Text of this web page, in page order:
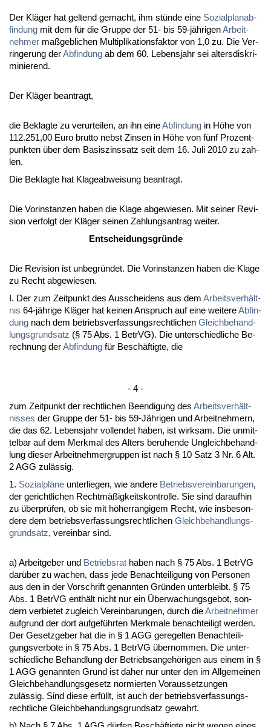
Der Kläger hat gel­tend ge­macht, ihm stünde ei­ne So­zi­al­plan­ab­
fin­dung mit dem für die Grup­pe der 51- bis 59-jähri­genAr­beit­
neh­mer maßgeb­li­chen Mul­ti­pli­ka­ti­ons­fak­tor von 1,0 zu. Die Ver­
rin­ge­rung derAb­fin­dung ab dem 60. Le­bens­jahr sei al­ters­dis­kri­
mi­nie­rend.
Der Kläger be­an­tragt,
die Be­klag­te zu ver­ur­tei­len, an ihn ei­neAb­fin­dung in Höhe von
112.251,00 Eu­ro brut­to nebst Zin­sen in Höhe von fünf Pro­zent­
punk­ten über dem Ba­sis­zins­satz seit dem 16. Ju­li 2010 zu zah­
len.
Die Be­klag­te hat Kla­ge­ab­wei­sung be­an­tragt.
Die Vor­in­stan­zen ha­ben die Kla­ge ab­ge­wie­sen. Mit sei­ner Re­vi­
si­on ver­folgt der Kläger sei­nen Zah­lungs­an­trag wei­ter.
Ent­schei­dungs­gründe
Die Re­vi­si­on ist un­be­gründet. Die Vor­in­stan­zen ha­ben die Kla­ge
zu Recht ab­ge­wie­sen.
I. Der zum Zeit­punkt des Aus­schei­dens aus dem Ar­beits­verhält­
nis 64-jähri­ge Kläger hat kei­nen An­spruch auf ei­ne wei­te­reAb­fin­
dung nach dem be­triebs­ver­fas­sungs­recht­li­chen Gleich­be­hand­
lungs­grund­satz (§ 75 Abs. 1 Be­trVG). Die un­ter­schied­li­che Be­
rech­nung derAb­fin­dung für Beschäftig­te, die
- 4 -
zum Zeit­punkt der recht­li­chen Be­en­di­gung des Ar­beits­verhält­
nis­ses der Grup­pe der 51- bis 59-Jähri­gen und Ar­beit­neh­mern,
die das 62. Le­bens­jahr voll­endet ha­ben, ist wirk­sam. Die un­mit­
tel­bar auf dem Merk­mal des Al­ters be­ru­hen­de Un­gleich­be­hand­
lung die­ser Ar­beit­neh­mer­grup­pen ist nach § 10 Satz 3 Nr. 6 Alt.
2 AGG zulässig.
1. So­zi­alpläne un­ter­lie­gen, wie an­de­re Be­triebs­ver­ein­ba­run­gen,
der ge­richt­li­chen Rechtmäßig­keits­kon­trol­le. Sie sind dar­auf­hin
zu über­prüfen, ob sie mit höher­ran­gi­gem Recht, wie ins­be­son­
de­re dem be­triebs­ver­fas­sungs­recht­li­chen Gleich­be­hand­lungs­
grund­satz, ver­ein­bar sind.
a) Ar­beit­ge­ber und Be­triebs­rat ha­ben nach § 75 Abs. 1 Be­trVG
darüber zu wa­chen, dass je­de Be­nach­tei­li­gung von Per­so­nen
aus den in der Vor­schrift ge­nann­ten Gründen un­ter­bleibt. § 75
Abs. 1 Be­trVG enthält nicht nur ein Über­wa­chungs­ge­bot, son­
dern ver­bie­tet zu­gleich Ver­ein­ba­run­gen, durch dieAr­beit­neh­mer
auf­grund der dort auf­geführ­ten Merk­ma­le be­nach­tei­ligt wer­den.
Der Ge­setz­ge­ber hat die in § 1 AGG ge­re­gel­ten Be­nach­tei­li­
gungs­ver­bo­te in § 75 Abs. 1 Be­trVG über­nom­men. Die un­ter­
schied­li­che Be­hand­lung der Be­triebs­an­gehöri­gen aus ei­nem in §
1 AGG ge­nann­ten Grund ist da­her nur un­ter den im All­ge­mei­nen
Gleich­be­hand­lungs­ge­setz nor­mier­ten Vor­aus­set­zun­gen
zulässig. Sind die­se erfüllt, ist auch der be­triebs­ver­fas­sungs­
recht­li­che Gleich­be­han­dungs­grund­satz ge­wahrt.